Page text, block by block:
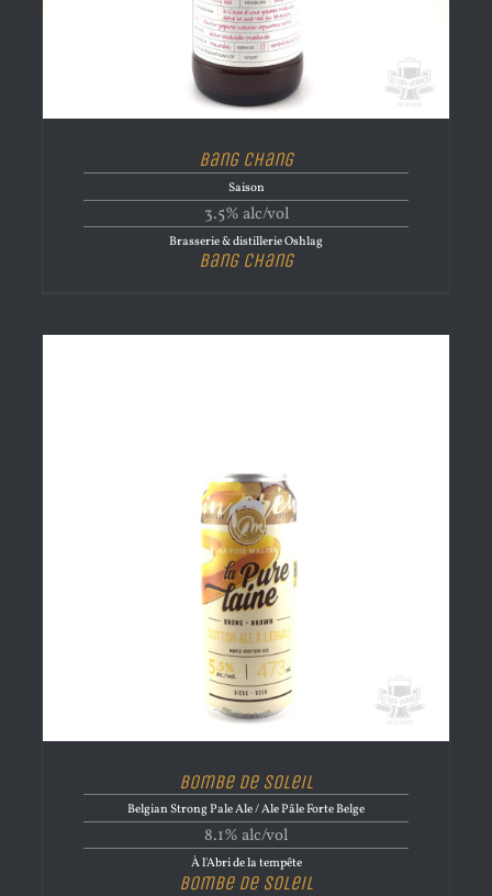
Bang Chang
Saison
3.5% alc/vol
Brasserie & distillerie Oshlag
Bang Chang
Bombe de Soleil
Belgian Strong Pale Ale / Ale Pâle Forte Belge
8.1% alc/vol
À l'Abri de la tempête
Bombe de Soleil